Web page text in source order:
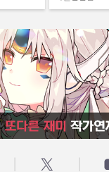
작성자:
작가연재만화